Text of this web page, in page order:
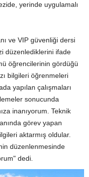
yerinde uygulamalı
ve VIP güvenliği dersi
düzenlediklerini ifade
öğrencilerinin gördüğü
bilgileri öğrenmeleri
yapılan çalışmaları
sonucunda
inanıyorum. Teknik
görev yapan
aktarmış oldular.
düzenlenmesinde
dedi.